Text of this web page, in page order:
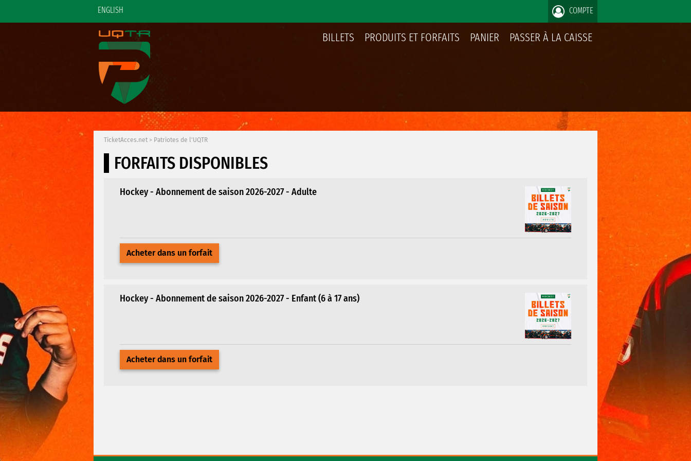
ENGLISH COMPTE
BILLETS PRODUITS ET FORFAITS PANIER PASSER À LA CAISSE
TicketAcces.net > Patriotes de l'UQTR
FORFAITS DISPONIBLES
Hockey - Abonnement de saison 2026-2027 - Adulte
Acheter dans un forfait
Hockey - Abonnement de saison 2026-2027 - Enfant (6 à 17 ans)
Acheter dans un forfait